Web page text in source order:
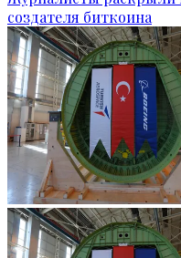
создателя биткоина